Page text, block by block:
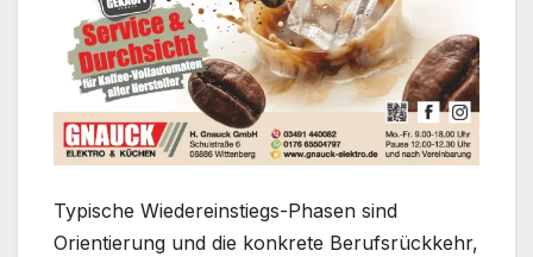
Typische Wiedereinstiegs-Phasen sind
Orientierung und die konkrete Berufsrückkehr,